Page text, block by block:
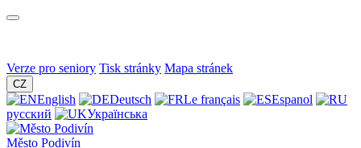
Verze pro seniory Tisk stránky Mapa stránek
CZ
English Deutsch Le français
Espanol
русский
Українська
Město Podivín